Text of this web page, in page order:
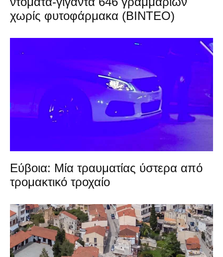
χωρίς φυτοφάρμακα (ΒΙΝΤΕΟ)
Εύβοια: Μία τραυματίας ύστερα από
τρομακτικό τροχαίο